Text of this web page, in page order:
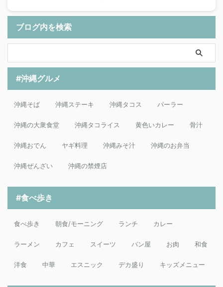
ブログ内を検索
#沖縄グルメ
沖縄そば 沖縄ステーキ 沖縄タコス パーラー
沖縄の大衆食堂 沖縄タコライス 黄色いカレー 骨汁
沖縄おでん ヤギ料理 沖縄みそ汁 沖縄のお弁当
沖縄ぜんざい 沖縄の禁煙店
#食べ歩き
食べ歩き 朝食/モーニング ランチ カレー
ラーメン カフェ スイーツ パン屋 お肉 和食
洋食 中華 エスニック デカ盛り キッズメニュー